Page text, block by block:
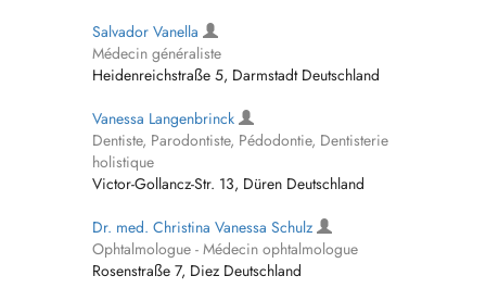
Salvador Vanella
Médecin généraliste
Heidenreichstraße 5, Darmstadt Deutschland
Vanessa Langenbrinck
Dentiste, Parodontiste, Pédodontie, Dentisterie
holistique
Victor-Gollancz-Str. 13, Düren Deutschland
Dr. med. Christina Vanessa Schulz
Ophtalmologue - Médecin ophtalmologue
Rosenstraße 7, Diez Deutschland